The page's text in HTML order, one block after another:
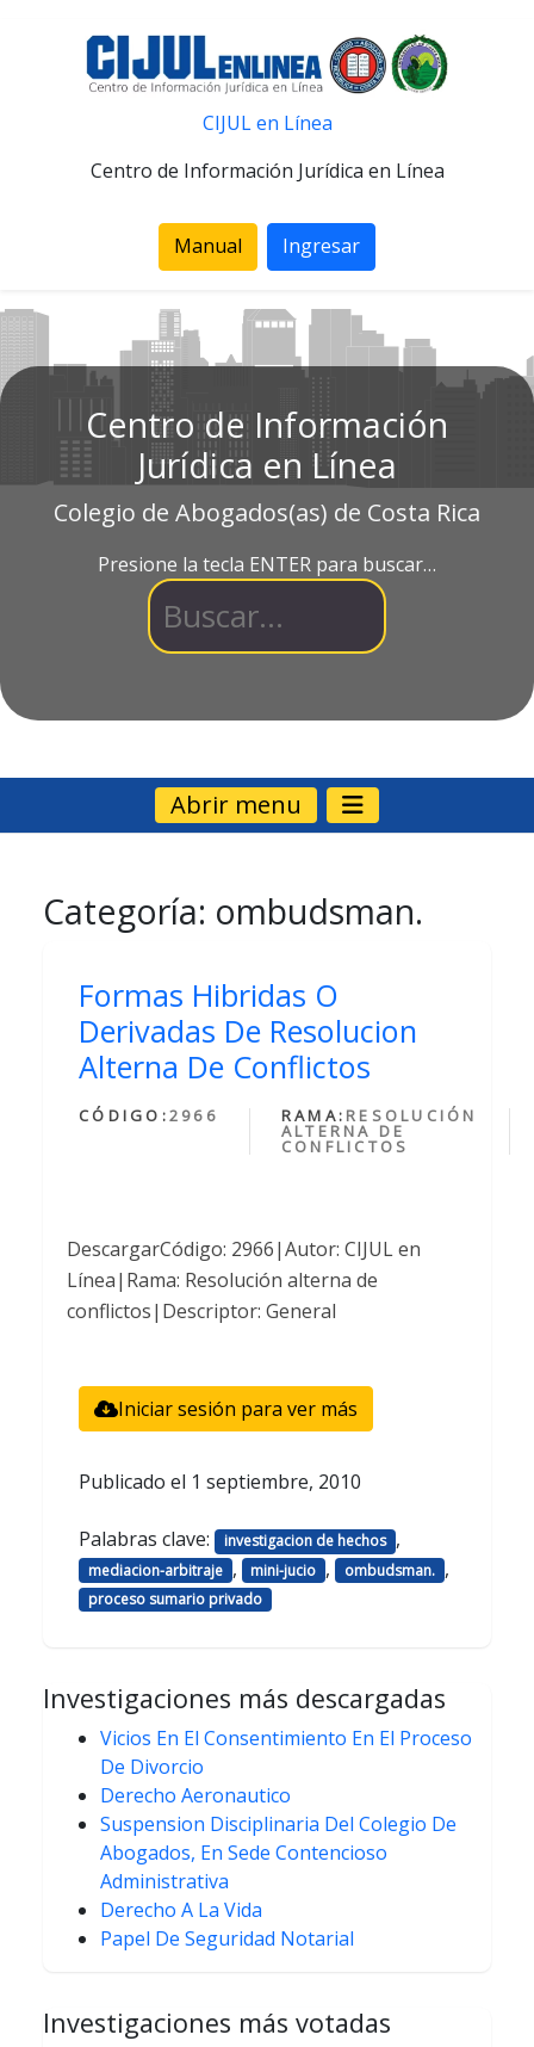
CIJUL en Línea
Centro de Información Jurídica en Línea
Manual Ingresar
Centro de Información
Jurídica en Línea
Colegio de Abogados(as) de Costa Rica
Presione la tecla ENTER para buscar…
Abrir menu
Categoría: ombudsman.
Formas Hibridas O
Derivadas De Resolucion
Alterna De Conflictos
CÓDIGO:2966 RAMA: RESOLUCIÓN
ALTERNA DE
CONFLICTOS
DescargarCódigo: 2966|Autor: CIJUL en
Línea|Rama: Resolución alterna de
conflictos|Descriptor: General
Iniciar sesión para ver más
Publicado el 1 septiembre, 2010
Palabras clave: investigacion de hechos ,
mediacion-arbitraje , mini-jucio , ombudsman. ,
proceso sumario privado
Investigaciones más descargadas
Vicios En El Consentimiento En El Proceso
De Divorcio
Derecho Aeronautico
Suspension Disciplinaria Del Colegio De
Abogados, En Sede Contencioso
Administrativa
Derecho A La Vida
Papel De Seguridad Notarial
Investigaciones más votadas